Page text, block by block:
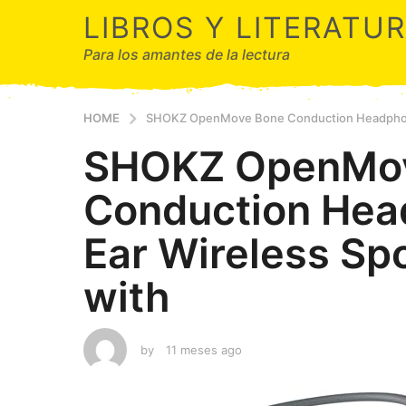
LIBROS Y
Para los amantes de la lectura
HOME SHOKZ OpenMove Bone Conduction
SHOKZ
Conduction
Ear Wireless
with
by 11 meses ago